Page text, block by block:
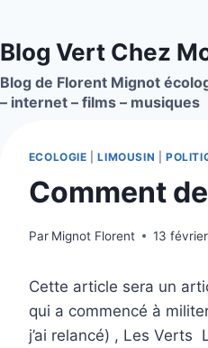
contenu
Blog Vert Chez
Blog de Florent Mignot
– internet – films – musiques
ECOLOGIE |LIMOUSIN
Comment
Par Mignot Florent 13
Cette article sera un
qui a commencé à
j’ai relancé) , Les Verts